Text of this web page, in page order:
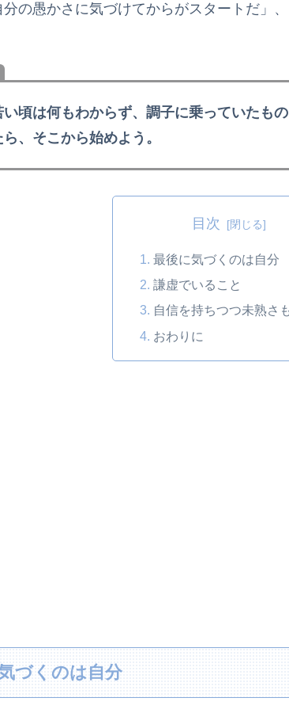
の愚かさに気づけてからがスタートだ」
い頃は何もわからず、調子に乗っていたも
、そこから始めよう。
目次
最後に気づくのは自分
謙虚でいること
自信を持ちつつ未熟さ
おわりに
づくのは自分